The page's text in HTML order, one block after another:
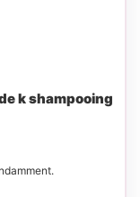
k shampooing